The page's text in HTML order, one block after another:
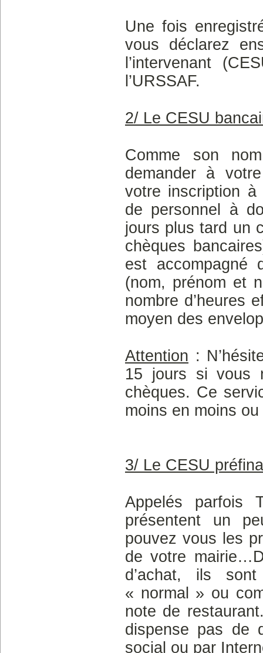
Une fois
vous déclarez
l’intervenant
l’URSSAF.
2/ Le CESU
Comme son
demander à
votre inscription à
de personnel à
jours plus tard un
chèques
est accompagné
(nom, prénom et
nombre d’heures
moyen des
Attention :
15 jours si vous
chèques. Ce
moins en moins
3/ Le CESU
Appelés parfois
présentent un
pouvez vous les
de votre
d’achat, ils
« normal » ou
note de
dispense pas de
social ou par